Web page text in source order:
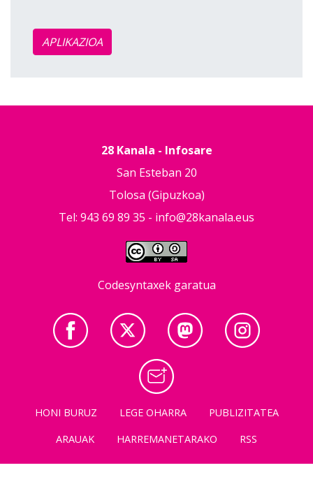
APLIKAZIOA
28 Kanala - Infosare
San Esteban 20
Tolosa (Gipuzkoa)
Tel: 943 69 89 35 - info@28kanala.eus
Codesyntaxek garatua
HONI BURUZ LEGE OHARRA
PUBLIZITATEA
ARAUAK
HARREMANETARAKO RSS